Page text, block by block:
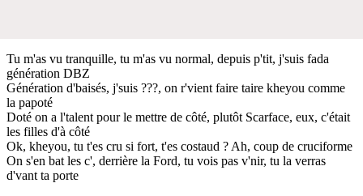
Tu m'as vu tranquille, tu m'as vu normal, depuis p'tit, j'suis fada
génération DBZ
Génération d'baisés, j'suis ???, on r'vient faire taire kheyou comme
la papoté
Doté on a l'talent pour le mettre de côté, plutôt Scarface, eux, c'était
les filles d'à côté
Ok, kheyou, tu t'es cru si fort, t'es costaud ? Ah, coup de cruciforme
On s'en bat les c', derrière la Ford, tu vois pas v'nir, tu la verras
d'vant ta porte